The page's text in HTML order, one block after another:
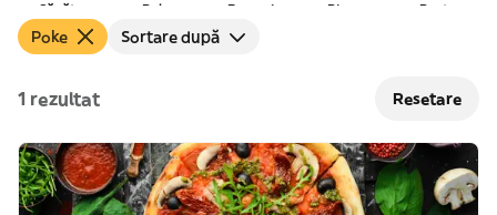
Sănătos Poke Burgeri Pizza Paste
Poke Sortare după
1 rezultat Resetare